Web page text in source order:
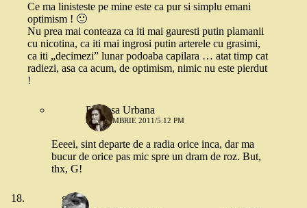
Ce ma linisteste pe mine este ca pur si simplu emani
optimism ! 🙂
Nu prea mai conteaza ca iti mai gauresti putin plamanii
cu nicotina, ca iti mai ingrosi putin arterele cu grasimi,
ca iti „decimezi” lunar podoaba capilara … atat timp cat
radiezi, asa ca acum, de optimism, nimic nu este pierdut
!
Printesa Urbana
2 OCTOMBRIE 2011/5:12 PM
Eeeei, sint departe de a radia orice inca, dar ma
bucur de orice pas mic spre un dram de roz. But,
thx, G!
giani